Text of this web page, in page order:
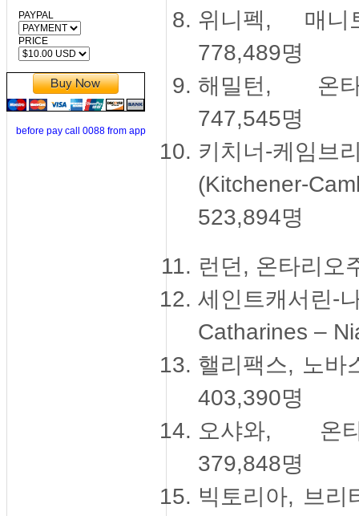
PAYPAL
PRICE
before pay call 0088 from app
위니펙, 매니
778,489명
해밀턴, 온타
747,545명
키치너-케임
(Kitchener-
523,894명
런던, 온타리오
세인트캐서린
Catharines –
핼리팩스, 노바
403,390명
오샤와, 온
379,848명
빅토리아, 브리